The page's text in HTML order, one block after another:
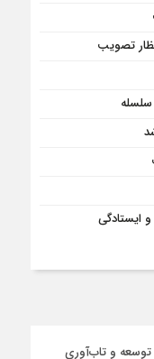
تصویب
ایستادگی
توسعه و تاب‌آوری